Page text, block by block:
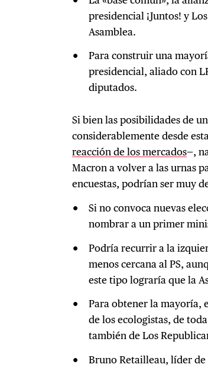
presidencial ¡Juntos! y
Asamblea.
Para construir una
presidencial, aliado con
diputados.
Si bien las posibilidades de
considerablemente desde
reacción de los mercados—,
Macron a volver a las urnas
encuestas, podrían ser muy
Si no convoca nuevas
nombrar a un primer
Podría recurrir a la
menos cercana al PS,
este tipo lograría que la
Para obtener la mayoría,
de los ecologistas, de
también de Los
Bruno Retailleau, líder de